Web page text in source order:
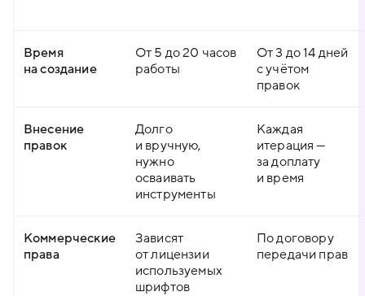
Время
на создание
От 5 до 20 часов
работы
От 3 до 14 дней
с учётом
правок
Внесение
правок
Долго
и вручную,
нужно
осваивать
инструменты
Каждая
итерация —
за доплату
и время
Коммерческие
права
Зависят
от лицензии
используемых
шрифтов
По договору
передачи прав